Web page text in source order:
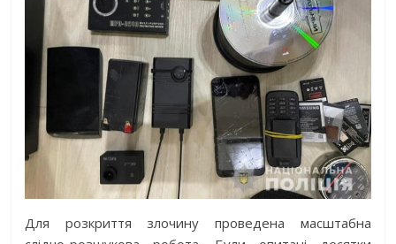
Для розкриття злочину проведена масштабна